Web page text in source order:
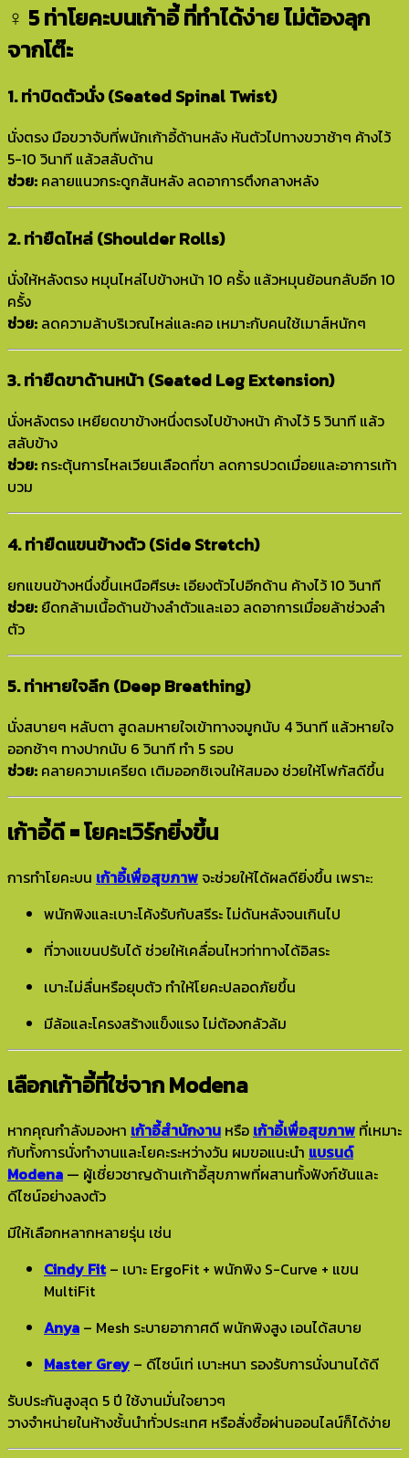
‍♀️ 5 ท่าโยคะบนเก้าอี้ ที่ทำได้ง่าย ไม่ต้องลุก
จากโต๊ะ
1. ท่าบิดตัวนั่ง (Seated Spinal Twist)
นั่งตรง มือขวาจับที่พนักเก้าอี้ด้านหลัง หันตัวไปทางขวาช้าๆ ค้างไว้
5-10 วินาที แล้วสลับด้าน
ช่วย: คลายแนวกระดูกสันหลัง ลดอาการตึงกลางหลัง
2. ท่ายืดไหล่ (Shoulder Rolls)
นั่งให้หลังตรง หมุนไหล่ไปข้างหน้า 10 ครั้ง แล้วหมุนย้อนกลับอีก 10
ครั้ง
ช่วย: ลดความล้าบริเวณไหล่และคอ เหมาะกับคนใช้เมาส์หนักๆ
3. ท่ายืดขาด้านหน้า (Seated Leg Extension)
นั่งหลังตรง เหยียดขาข้างหนึ่งตรงไปข้างหน้า ค้างไว้ 5 วินาที แล้ว
สลับข้าง
ช่วย:กระตุ้นการไหลเวียนเลือดที่ขา ลดการปวดเมื่อยและอาการเท้า
บวม
4. ท่ายืดแขนข้างตัว (Side Stretch)
ยกแขนข้างหนึ่งขึ้นเหนือศีรษะ เอียงตัวไปอีกด้าน ค้างไว้ 10 วินาที
ช่วย: ยืดกล้ามเนื้อด้านข้างลำตัวและเอว ลดอาการเมื่อยล้าช่วงลำ
ตัว
5. ท่าหายใจลึก (Deep Breathing)
นั่งสบายๆ หลับตา สูดลมหายใจเข้าทางจมูกนับ 4 วินาที แล้วหายใจ
ออกช้าๆ ทางปากนับ 6 วินาที ทำ 5 รอบ
ช่วย: คลายความเครียด เติมออกซิเจนให้สมอง ช่วยให้โฟกัสดีขึ้น
เก้าอี้ดี = โยคะเวิร์กยิ่งขึ้น
การทำโยคะบน เก้าอี้เพื่อสุขภาพจะช่วยให้ได้ผลดียิ่งขึ้น เพราะ:
พนักพิงและเบาะโค้งรับกับสรีระ ไม่ดันหลังจนเกินไป
ที่วางแขนปรับได้ ช่วยให้เคลื่อนไหวท่าทางได้อิสระ
เบาะไม่ลื่นหรือยุบตัว ทำให้โยคะปลอดภัยขึ้น
มีล้อและโครงสร้างแข็งแรง ไม่ต้องกลัวล้ม
เลือกเก้าอี้ที่ใช่จาก Modena
หากคุณกำลังมองหา เก้าอี้สำนักงาน หรือ เก้าอี้เพื่อสุขภาพ ที่เหมาะ
กับทั้งการนั่งทำงานและโยคะระหว่างวัน ผมขอแนะนำ แบรนด์
Modena — ผู้เชี่ยวชาญด้านเก้าอี้สุขภาพที่ผสานทั้งฟังก์ชันและ
ดีไซน์อย่างลงตัว
มีให้เลือกหลากหลายรุ่น เช่น
Cindy Fit– เบาะ ErgoFit + พนักพิง S-Curve + แขน
MultiFit
Anya – Mesh ระบายอากาศดี พนักพิงสูง เอนได้สบาย
Master Grey – ดีไซน์เท่ เบาะหนา รองรับการนั่งนานได้ดี
รับประกันสูงสุด 5 ปี ใช้งานมั่นใจยาวๆ
วางจำหน่ายในห้างชั้นนำทั่วประเทศ หรือสั่งซื้อผ่านออนไลน์ก็ได้ง่าย